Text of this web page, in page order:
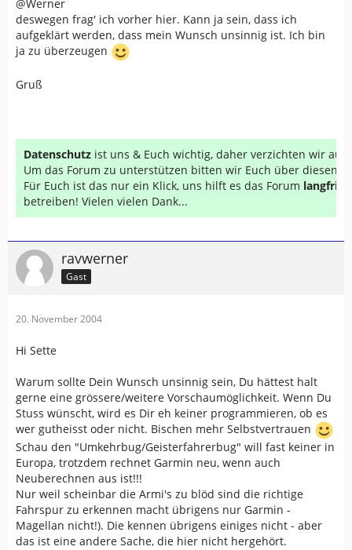
@Werner
deswegen frag' ich vorher hier. Kann ja sein, dass ich
aufgeklärt werden, dass mein Wunsch unsinnig ist. Ich bin
ja zu überzeugen
Gruß
Datenschutz ist uns & Euch wichtig, daher verzichten wir auf
Um das Forum zu unterstützen bitten wir Euch über diesen
Für Euch ist das nur ein Klick, uns hilft es das Forum
betreiben! Vielen vielen Dank...
ravwerner
Gast
20. November 2004
Hi Sette
Warum sollte Dein Wunsch unsinnig sein, Du hättest halt
gerne eine grössere/weitere Vorschaumöglichkeit. Wenn Du
Stuss wünscht, wird es Dir eh keiner programmieren, ob es
wer gutheisst oder nicht. Bischen mehr Selbstvertrauen
Schau den "Umkehrbug/Geisterfahrerbug" will fast keiner in
Europa, trotzdem rechnet Garmin neu, wenn auch
Neuberechnen aus ist!!!
Nur weil scheinbar die Armi's zu blöd sind die richtige
Fahrspur zu erkennen macht übrigens nur Garmin -
Magellan nicht!). Die kennen übrigens einiges nicht - aber
das ist eine andere Sache, die hier nicht hergehört.